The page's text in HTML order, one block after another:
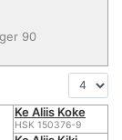
90
Ke Aliis Koke
HSK 150376-9